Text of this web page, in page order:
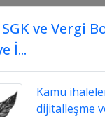
ve Vergi
İ...
Kamu
dijitalleşme